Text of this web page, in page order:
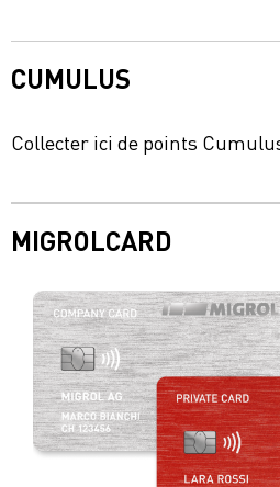
CUMULUS
Collecter ici de points
MIGROLCARD